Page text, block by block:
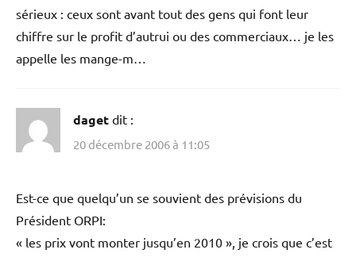
sérieux : ceux sont avant tout des gens qui font leur
chiffre sur le profit d’autrui ou des commerciaux… je les
appelle les mange-m…
daget dit :
20 décembre 2006 à 11:05
Est-ce que quelqu’un se souvient des prévisions du
Président ORPI:
« les prix vont monter jusqu’en 2010 », je crois que c’est